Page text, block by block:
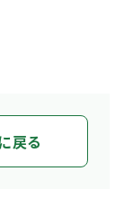
戻る